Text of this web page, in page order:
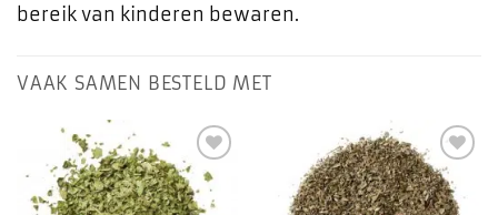
bereik van kinderen bewaren.
VAAK SAMEN BESTELD MET
Toevoegen
aan
favorieten
Toevoegen
aan
favorieten